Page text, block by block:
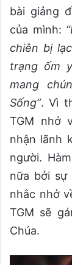
bài giảng
của mình:
chiên bị
trạng ốm
mang
Sống”. Vì
TGM nhớ
nhận lãnh
người.
nữa bởi sự
nhắc nhở
TGM sẽ
Chúa.